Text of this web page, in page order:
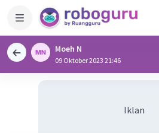
Moeh N
09 Oktober 2023 21:46
Iklan